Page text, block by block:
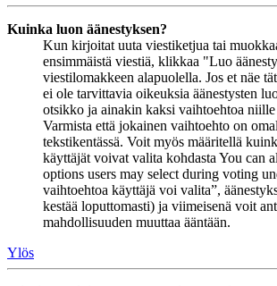
Kuinka luon äänestyksen?
Kun kirjoitat uuta viestiketjua tai
ensimmäistä viestiä, klikkaa "Luo
viestilomakkeen alapuolella. Jos et näe
ei ole tarvittavia oikeuksia äänestysten
otsikko ja ainakin kaksi vaihtoehtoa
Varmista että jokainen vaihtoehto on
tekstikentässä. Voit myös määritellä
käyttäjät voivat valita kohdasta You can
options users may select during voting
vaihtoehtoa käyttäjä voi valita”,
kestää loputtomasti) ja viimeisenä voit
mahdollisuuden muuttaa ääntään.
Ylös